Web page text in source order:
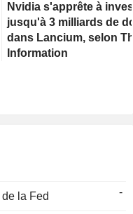
Nvidia s'apprête à
jusqu'à 3 milliards de
dans Lancium, selon
Information
la Fed -